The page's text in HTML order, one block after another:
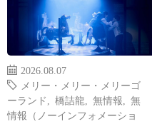
2026.08.07
メリー・メリー・メリーゴ
ーランド
橋詰龍 無情報
無
情報（ノーインフォメーショ